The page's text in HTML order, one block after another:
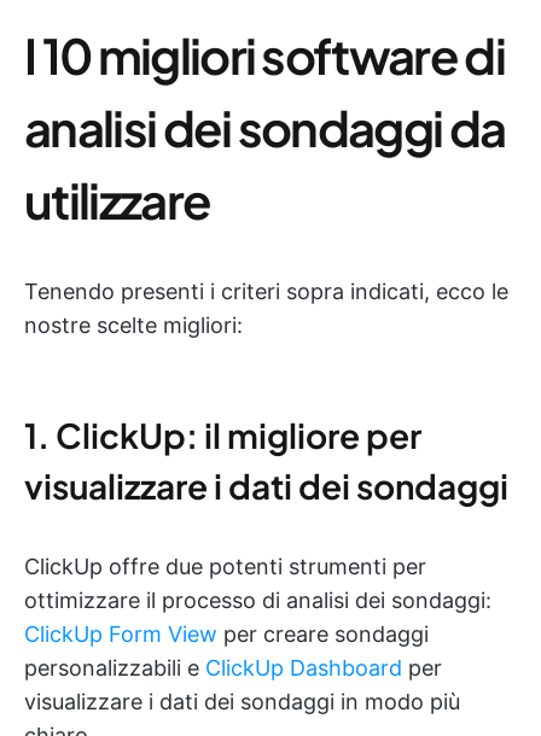
I 10 migliori software di
analisi dei sondaggi da
utilizzare
Tenendo presenti i criteri sopra indicati, ecco le
nostre scelte migliori:
1. ClickUp: il migliore per
visualizzare i dati dei sondaggi
ClickUp offre due potenti strumenti per
ottimizzare il processo di analisi dei sondaggi:
ClickUp Form View per creare sondaggi
personalizzabili e ClickUp Dashboard per
visualizzare i dati dei sondaggi in modo più